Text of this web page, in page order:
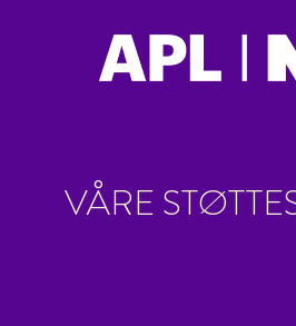
VÅRE